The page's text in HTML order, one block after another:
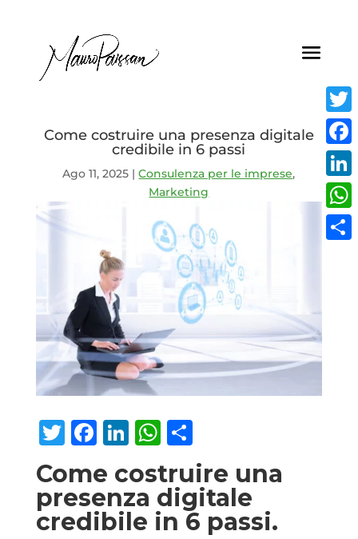
Come costruire una presenza digitale
credibile in 6 passi
Ago 11, 2025 |Consulenza per le imprese,
Marketing
Twitter
Facebook
LinkedIn
WhatsApp
Condividi
Come costruire una
presenza digitale
credibile in 6 passi.